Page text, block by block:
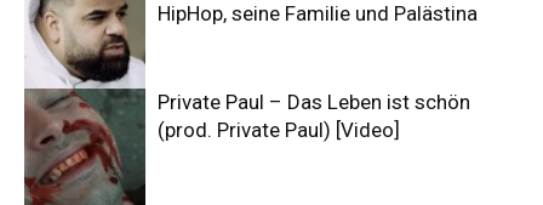
HipHop, seine Familie und Palästina
Private Paul – Das Leben ist schön
(prod. Private Paul) [Video]